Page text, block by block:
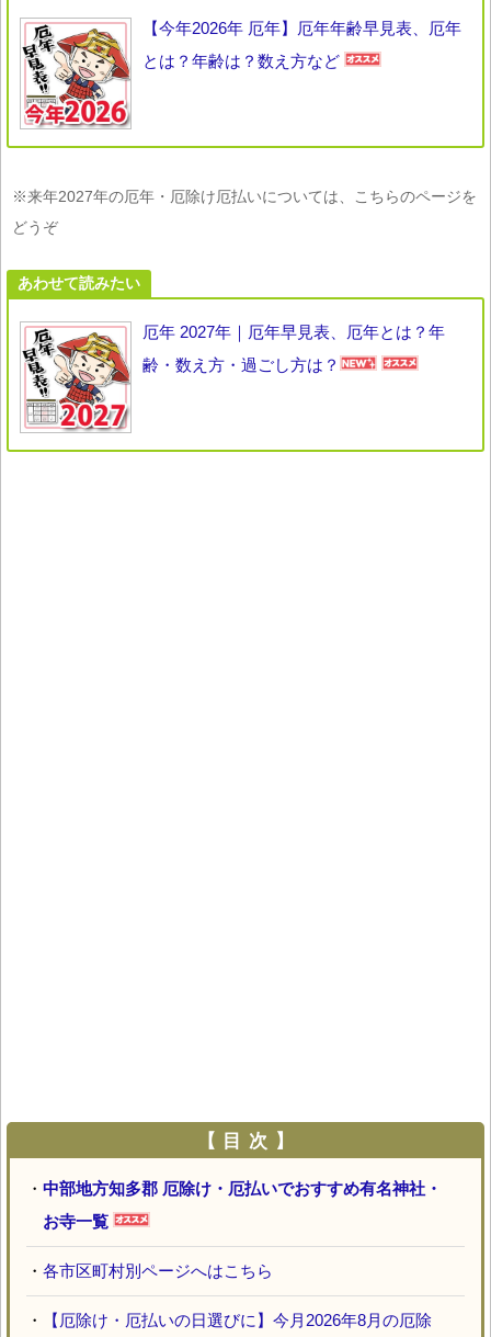
【今年2026年 厄年】厄年年齢早見表、厄年
とは？年齢は？数え方など
※来年2027年の厄年・厄除け厄払いについては、こちらのページを
どうぞ
あわせて読みたい
厄年 2027年｜厄年早見表、厄年とは？年
齢・数え方・過ごし方は？
【 目 次 】
・ 中部地方知多郡 厄除け・厄払いでおすすめ有名神社・
お寺一覧
・ 各市区町村別ページへはこちら
・ 【厄除け・厄払いの日選びに】今月2026年8月の厄除